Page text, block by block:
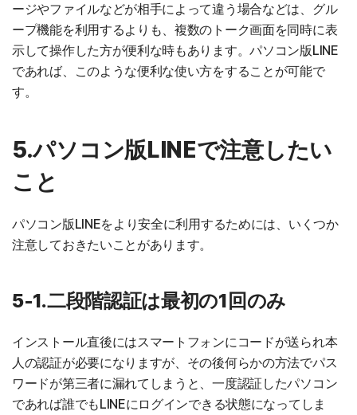
ージやファイルなどが相手によって違う場合などは、グル
ープ機能を利用するよりも、複数のトーク画面を同時に表
示して操作した方が便利な時もあります。パソコン版LINE
であれば、このような便利な使い方をすることが可能で
す。
5.パソコン版LINEで注意したい
こと
パソコン版LINEをより安全に利用するためには、いくつか
注意しておきたいことがあります。
5-1.二段階認証は最初の1回のみ
インストール直後にはスマートフォンにコードが送られ本
人の認証が必要になりますが、その後何らかの方法でパス
ワードが第三者に漏れてしまうと、一度認証したパソコン
であれば誰でもLINEにログインできる状態になってしま